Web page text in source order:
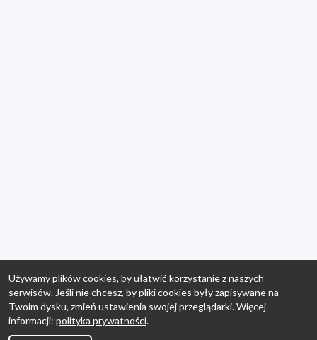
Używamy plików cookies, by ułatwić korzystanie z naszych
serwisów. Jeśli nie chcesz, by pliki cookies były zapisywane na
Twoim dysku, zmień ustawienia swojej przeglądarki. Więcej
informacji: polityka prywatności.